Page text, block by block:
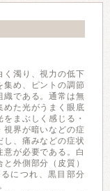
く濁り、視力の低下
め、ピントの調節
織である。通常は無
た光がうまく眼底
まぶしく感じる・
界が暗いなどの症
、痛みなどの症状
が必要である。白
外側部分（皮質）
につれ、黒目部分